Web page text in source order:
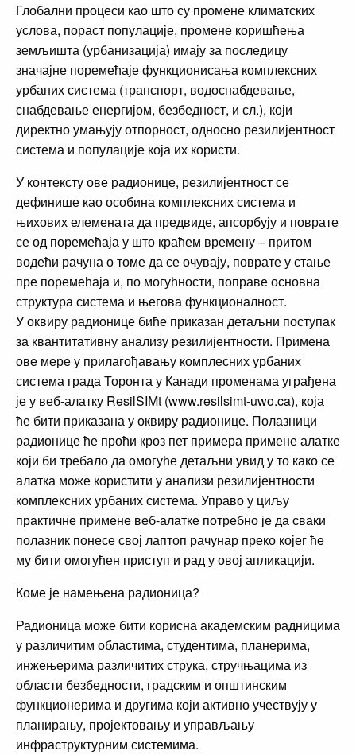
Глобални процеси као што су промене климатских
услова, пораст популације, промене коришћења
земљишта (урбанизација) имају за последицу
значајне поремећаје функционисања комплексних
урбаних система (транспорт, водоснабдевање,
снабдевање енергијом, безбедност, и сл.), који
директно умањују отпорност, односно резилијентност
система и популације која их користи.
У контексту ове радионице, резилијентност се
дефинише као особина комплексних система и
њихових елемената да предвиде, апсорбују и поврате
се од поремећаја у што краћем времену – притом
водећи рачуна о томе да се очувају, поврате у стање
пре поремећаја и, по могућности, поправе основна
структура система и његова функционалност.
У оквиру радионице биће приказан детаљни поступак
за квантитативну анализу резилијентности. Примена
ове мере у прилагођавању комплесних урбаних
система града Торонта у Канади променама уграђена
је у веб-алатку ResilSIMt (www.resilsimt-uwo.ca), која
ће бити приказана у оквиру радионице. Полазници
радионице ће проћи кроз пет примера примене алатке
који би требало да омогуће детаљни увид у то како се
алатка може користити у анализи резилијентности
комплексних урбаних система. Управо у циљу
практичне примене веб-алатке потребно је да сваки
полазник понесе свој лаптоп рачунар преко којег ће
му бити омогућен приступ и рад у овој апликацији.
Коме је намењена радионица?
Радионица може бити корисна академским радницима
у различитим областима, студентима, планерима,
инжењерима различитих струка, стручњацима из
области безбедности, градским и општинским
функционерима и другима који активно учествују у
планирању, пројектовању и управљању
инфраструктурним системима.